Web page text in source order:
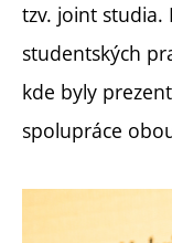
tzv. joint studia.
studentských
kde byly
spolupráce